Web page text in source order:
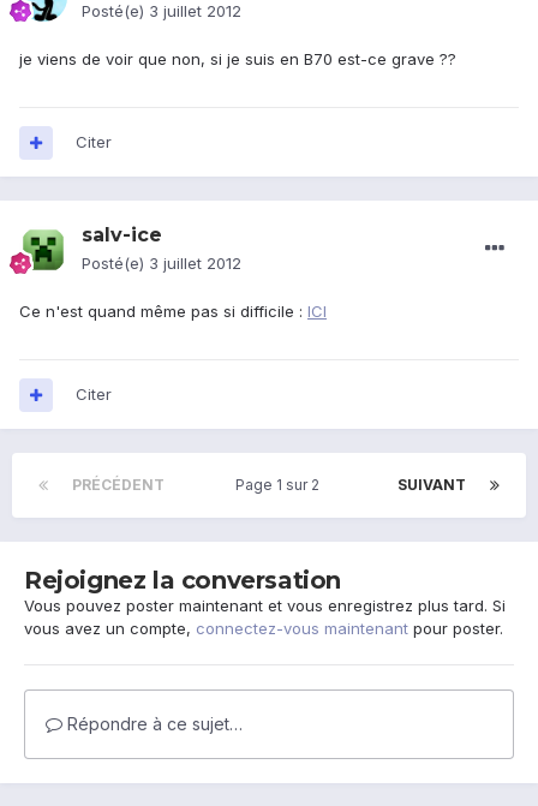
Posté(e) 3 juillet 2012
je viens de voir que non, si je suis en B70 est-ce grave ??
Citer
salv-ice
Posté(e) 3 juillet 2012
Ce n'est quand même pas si difficile : ICI
Citer
PRÉCÉDENT SUIVANT
Page 1 sur 2
Rejoignez la conversation
Vous pouvez poster maintenant et vous enregistrez plus tard. Si
vous avez un compte, connectez-vous maintenant pour poster.
Répondre à ce sujet…